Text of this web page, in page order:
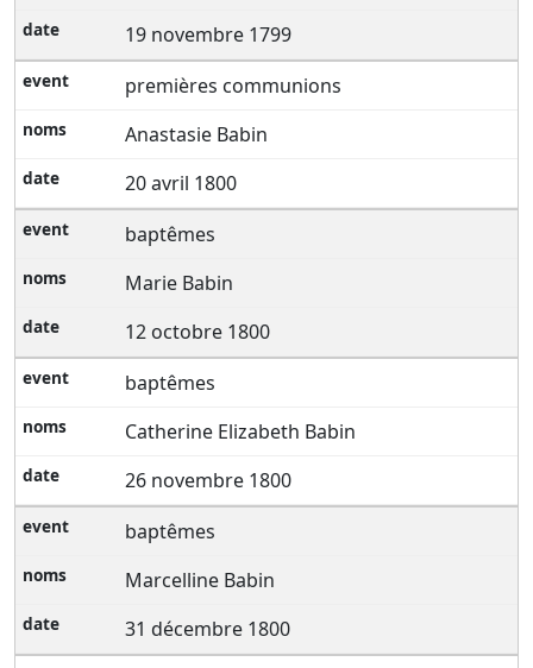
19 novembre 1799
premières communions
Anastasie Babin
20 avril 1800
baptêmes
Marie Babin
12 octobre 1800
baptêmes
Catherine Elizabeth Babin
26 novembre 1800
baptêmes
Marcelline Babin
31 décembre 1800